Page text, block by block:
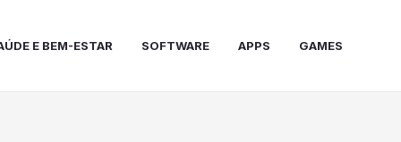
E BEM-ESTAR SOFTWARE APPS GAMES